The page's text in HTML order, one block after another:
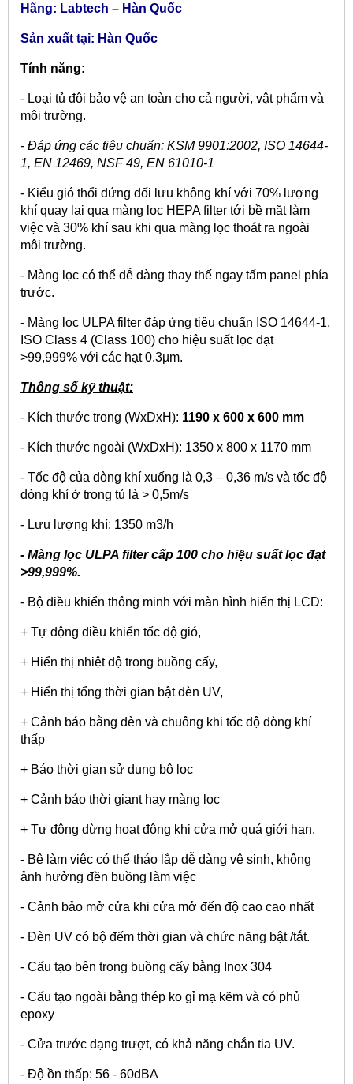
Hãng: Labtech – Hàn Quốc
Sản xuất tại: Hàn Quốc
Tính năng:
- Loại tủ đôi bảo vệ an toàn cho cả người, vật phẩm và
môi trường.
- Đáp ứng các tiêu chuẩn: KSM 9901:2002, ISO 14644-
1, EN 12469, NSF 49, EN 61010-1
- Kiểu gió thổi đứng đối lưu không khí với 70% lượng
khí quay lại qua màng lọc HEPA filter tới bề mặt làm
việc và 30% khí sau khi qua màng lọc thoát ra ngoài
môi trường.
- Màng lọc có thể dễ dàng thay thế ngay tấm panel phía
trước.
- Màng lọc ULPA filter đáp ứng tiêu chuẩn ISO 14644-1,
ISO Class 4 (Class 100) cho hiệu suất lọc đạt
>99,999% với các hạt 0.3µm.
Thông số kỹ thuật:
- Kích thước trong (WxDxH): 1190 x 600 x 600 mm
- Kích thước ngoài (WxDxH): 1350 x 800 x 1170 mm
- Tốc độ của dòng khí xuống là 0,3 – 0,36 m/s và tốc độ
dòng khí ở trong tủ là > 0,5m/s
- Lưu lượng khí: 1350 m3/h
- Màng lọc ULPA filter cấp 100 cho hiệu suất lọc đạt
>99,999%.
- Bộ điều khiển thông minh với màn hình hiển thị LCD:
+ Tự động điều khiển tốc độ gió,
+ Hiển thị nhiệt độ trong buồng cấy,
+ Hiển thị tổng thời gian bật đèn UV,
+ Cảnh báo bằng đèn và chuông khi tốc độ dòng khí
thấp
+ Báo thời gian sử dụng bộ lọc
+ Cảnh báo thời giant hay màng lọc
+ Tự động dừng hoạt động khi cửa mở quá giới hạn.
- Bệ làm việc có thể tháo lắp dễ dàng vệ sinh, không
ảnh hưởng đền buồng làm việc
- Cảnh bảo mở cửa khi cửa mở đến độ cao cao nhất
- Đèn UV có bộ đếm thời gian và chức năng bật /tắt.
- Cấu tạo bên trong buồng cấy bằng Inox 304
- Cấu tạo ngoài bằng thép ko gỉ mạ kẽm và có phủ
epoxy
- Cửa trước dạng trượt, có khả năng chắn tia UV.
- Độ ồn thấp: 56 - 60dBA